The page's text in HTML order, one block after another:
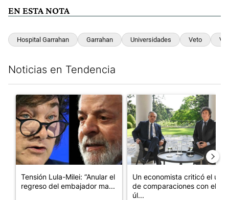
EN ESTA NOTA
Hospital Garrahan Garrahan Universidades Veto
Noticias en Tendencia
Un artículo de tendencia con el título "Tensión Lula-Milei:
Tensión Lula-Milei: “Anular el
regreso del embajador ma...
Un artículo de tendencia con
Un economista criticó el uso
de comparaciones con el
úl...